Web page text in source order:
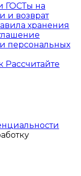
ГОСТы на
и возврат
хранения
персональных
Рассчитайте